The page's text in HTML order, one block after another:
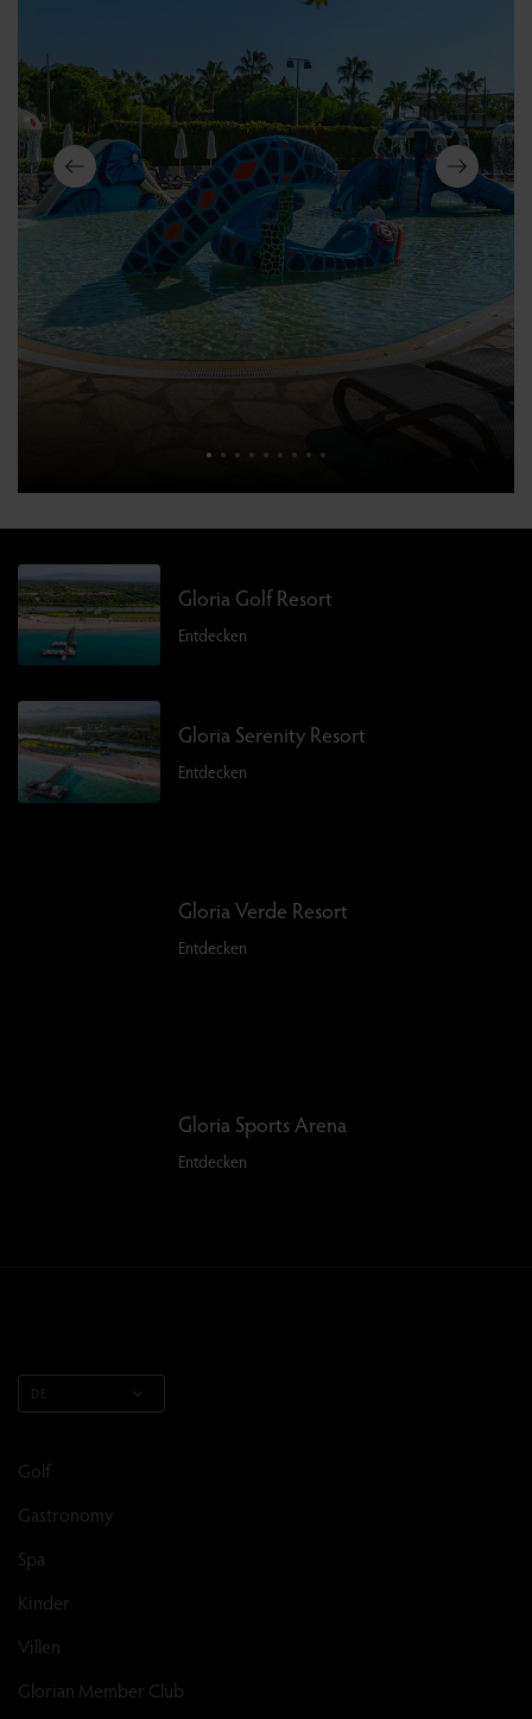
Gloria Golf Resort
Entdecken
Gloria Serenity Resort
Entdecken
Gloria Verde Resort
Entdecken
Gloria Sports Arena
Entdecken
DE
Golf
Gastronomy
Spa
Kinder
Villen
Glorian Member Club